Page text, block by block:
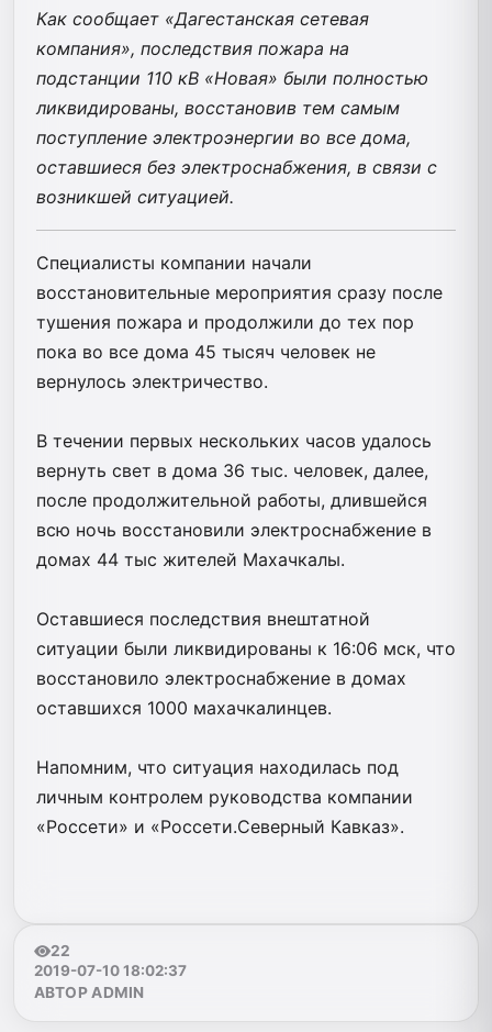
Как сообщает «Дагестанская сетевая
компания», последствия пожара на
подстанции 110 кВ «Новая» были полностью
ликвидированы, восстановив тем самым
поступление электроэнергии во все дома,
оставшиеся без электроснабжения, в связи с
возникшей ситуацией.
Специалисты компании начали
восстановительные мероприятия сразу после
тушения пожара и продолжили до тех пор
пока во все дома 45 тысяч человек не
вернулось электричество.
В течении первых нескольких часов удалось
вернуть свет в дома 36 тыс. человек, далее,
после продолжительной работы, длившейся
всю ночь восстановили электроснабжение в
домах 44​ тыс​ жителей Махачкалы.
Оставшиеся последствия внештатной
ситуации были ликвидированы к 16:06 мск, что
восстановило электроснабжение в домах
оставшихся 1000 махачкалинцев.
Напомним, что ситуация находилась под
личным контролем руководства компании
«Россети» и «Россети.Северный Кавказ».
22
2019-07-10 18:02:37
АВТОР ADMIN